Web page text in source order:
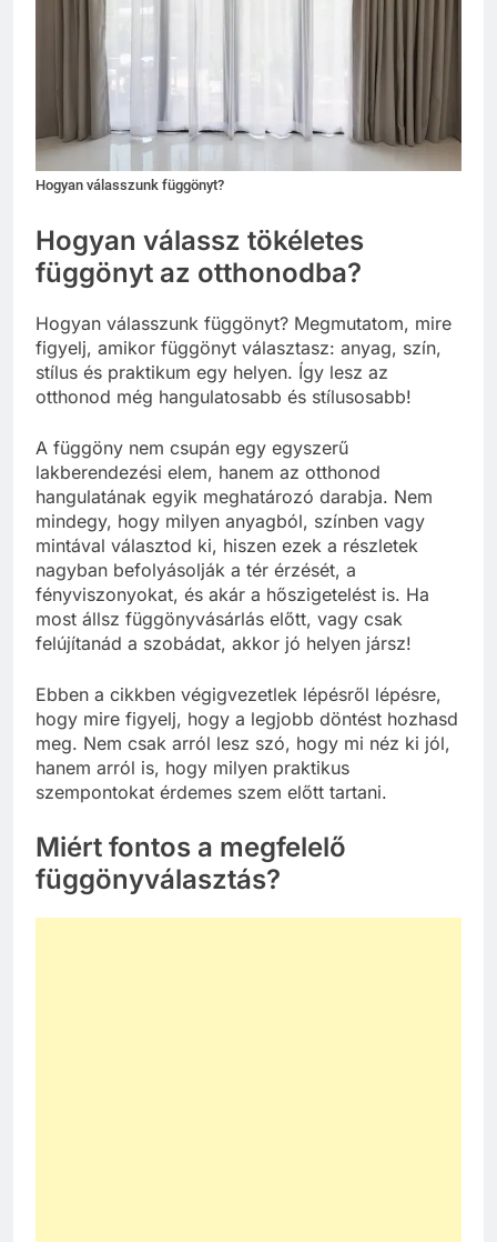
Hogyan válasszunk függönyt?
Hogyan válassz tökéletes
függönyt az otthonodba?
Hogyan válasszunk függönyt? Megmutatom, mire
figyelj, amikor függönyt választasz: anyag, szín,
stílus és praktikum egy helyen. Így lesz az
otthonod még hangulatosabb és stílusosabb!
A függöny nem csupán egy egyszerű
lakberendezési elem, hanem az otthonod
hangulatának egyik meghatározó darabja. Nem
mindegy, hogy milyen anyagból, színben vagy
mintával választod ki, hiszen ezek a részletek
nagyban befolyásolják a tér érzését, a
fényviszonyokat, és akár a hőszigetelést is. Ha
most állsz függönyvásárlás előtt, vagy csak
felújítanád a szobádat, akkor jó helyen jársz!
Ebben a cikkben végigvezetlek lépésről lépésre,
hogy mire figyelj, hogy a legjobb döntést hozhasd
meg. Nem csak arról lesz szó, hogy mi néz ki jól,
hanem arról is, hogy milyen praktikus
szempontokat érdemes szem előtt tartani.
Miért fontos a megfelelő
függönyválasztás?